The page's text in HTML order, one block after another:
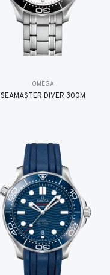
OMEGA
SEAMASTER DIVER 300M